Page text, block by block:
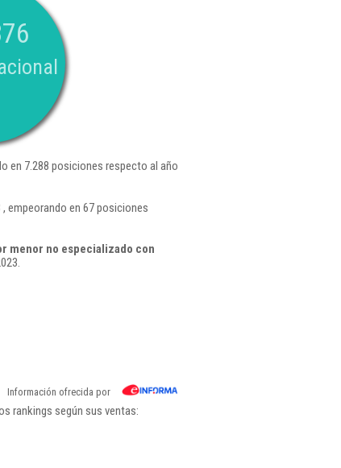
en 7.288 posiciones respecto al año
empeorando en 67 posiciones
menor no especializado con
Información ofrecida por
rankings según sus ventas: